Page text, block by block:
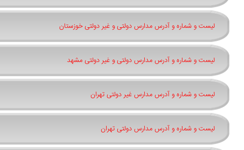
لیست و شماره و آدرس مدارس دولتی و غیر دولتی خوزستان
لیست و شماره و آدرس مدارس دولتی و غیر دولتی مشهد
لیست و شماره و آدرس مدارس غیر دولتی تهران
لیست و شماره و آدرس مدارس دولتی تهران